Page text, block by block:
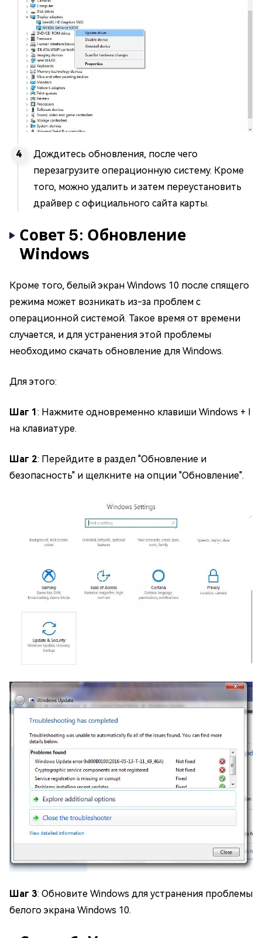
Дождитесь обновления, после чего
перезагрузите операционную систему. Кроме
того, можно удалить и затем переустановить
драйвер с официального сайта карты.
Совет 5: Обновление
Windows
Кроме того, белый экран Windows 10 после спящего
режима может возникать из-за проблем с
операционной системой. Такое время от времени
случается, и для устранения этой проблемы
необходимо скачать обновление для Windows.
Для этого:
Шаг 1 : Нажмите одновременно клавиши Windows + I
на клавиатуре.
Шаг 2: Перейдите в раздел "Обновление и
безопасность" и щелкните на опции "Обновление".
Шаг 3: Обновите Windows для устранения проблемы
белого экрана Windows 10.